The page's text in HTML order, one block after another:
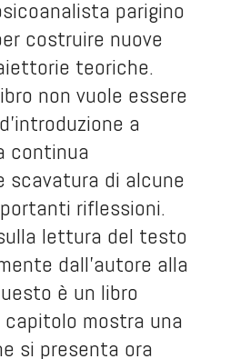
parigino
costruire nuove
teoriche.
non vuole essere
a
continua
scavatura di alcune
riflessioni.
lettura del testo
dall’autore alla
è un libro
mostra una
si presenta ora